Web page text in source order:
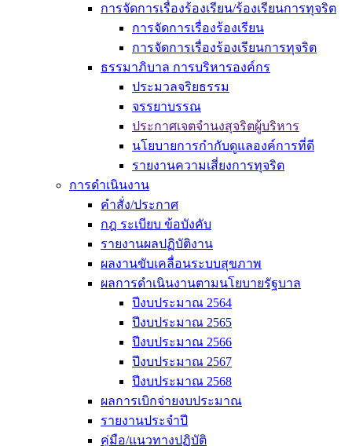
การจัดการเรื่องร้องเรียน/ร้องเรียนการทุจริต
การจัดการเรื่องร้องเรียน
การจัดการเรื่องร้องเรียนการทุจริต
ธรรมาภิบาล การบริหารองค์กร
ประมวลจริยธรรม
จรรยาบรรณ
ประกาศเจตจำนงสุจริตผู้บริหาร
นโยบายการกำกับดูแลองค์การที่ดี
รายงานความเสี่ยงการทุจริต
การดำเนินงาน
คำสั่ง/ประกาศ
กฎ ระเบียบ ข้อบังคับ
รายงานผลปฏิบัติงาน
ผลงานขับเคลื่อนระบบสุขภาพ
ผลการดำเนินงานตามนโยบายรัฐบาล
ปีงบประมาณ 2564
ปีงบประมาณ 2565
ปีงบประมาณ 2566
ปีงบประมาณ 2567
ปีงบประมาณ 2568
ผลการเบิกจ่ายงบประมาณ
รายงานประจำปี
คู่มือ/แนวทางปฏิบัติ